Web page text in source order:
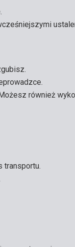
również
transportu.